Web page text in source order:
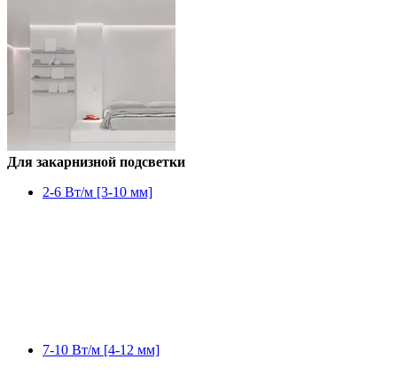
Для закарнизной подсветки
2-6 Вт/м [3-10 мм]
7-10 Вт/м [4-12 мм]